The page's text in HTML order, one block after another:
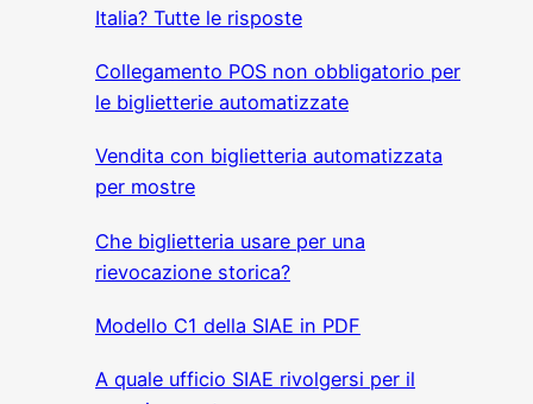
Italia? Tutte le risposte
Collegamento POS non obbligatorio per
le biglietterie automatizzate
Vendita con biglietteria automatizzata
per mostre
Che biglietteria usare per una
rievocazione storica?
Modello C1 della SIAE in PDF
A quale ufficio SIAE rivolgersi per il